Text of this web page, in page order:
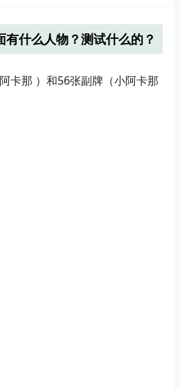
什么人物？测试什么的？
卡那 ）和56张副牌（小阿卡那